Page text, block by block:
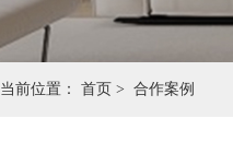
当前位置： 首页 > 合作案例